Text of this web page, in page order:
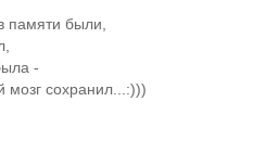
памяти были,
-
мозг сохранил...:)))